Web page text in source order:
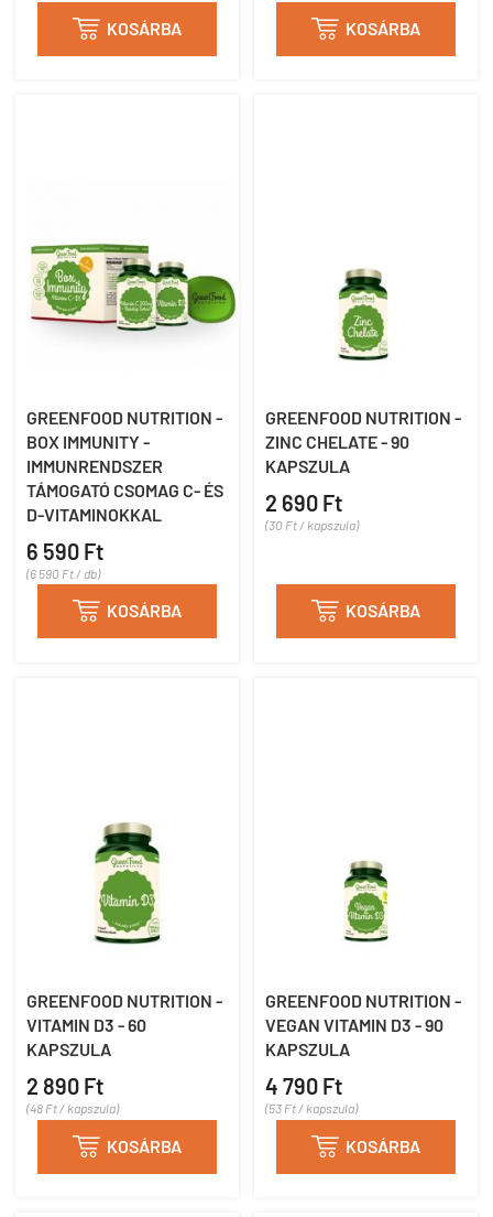
 KOSÁRBA  KOSÁRBA
GREENFOOD NUTRITION -
BOX IMMUNITY -
IMMUNRENDSZER
TÁMOGATÓ CSOMAG C- ÉS
D-VITAMINOKKAL
6 590 Ft
(6 590 Ft / db)
 KOSÁRBA
GREENFOOD NUTRITION -
ZINC CHELATE - 90
KAPSZULA
2 690 Ft
(30 Ft / kapszula)
 KOSÁRBA
GREENFOOD NUTRITION -
VITAMIN D3 - 60
KAPSZULA
2 890 Ft
(48 Ft / kapszula)
 KOSÁRBA
GREENFOOD NUTRITION -
VEGAN VITAMIN D3 - 90
KAPSZULA
4 790 Ft
(53 Ft / kapszula)
 KOSÁRBA